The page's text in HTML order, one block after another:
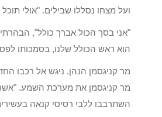
ועל מצחו נסללו שבילים. "אולי
"אני בסך הכול אברך כולל",
הוא ראש הכולל שלנו, בסמכותו
מר קניגסמן הנהן. ניגש אל רכבו
מר קניגסמן את מערכת השמע.
השתרבבו ללבי רסיסי קנאה